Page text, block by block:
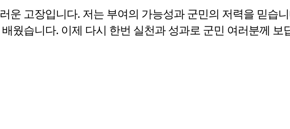
운 고장입니다. 저는 부여의 가능성과 군민의 저력을 믿습
웠습니다. 이제 다시 한번 실천과 성과로 군민 여러분께 보